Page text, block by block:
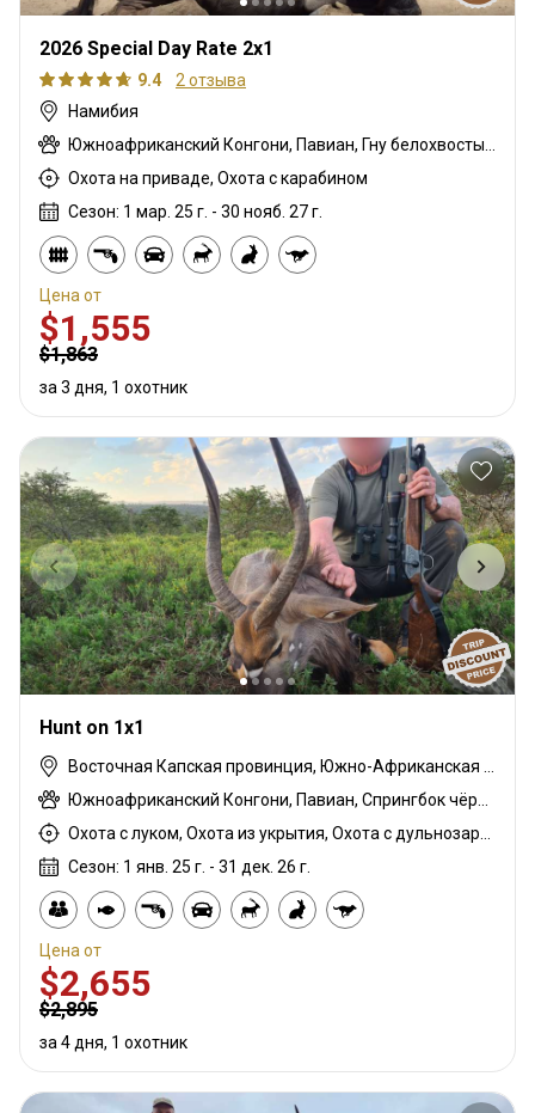
2026 Special Day Rate 2x1
9.4
2 отзыва
Намибия
Охота на приваде, Охота с карабином
Сезон: 1 мар. 25 г. - 30 нояб. 27 г.
Цена от
$1,555
$1,863
за 3 дня, 1 охотник
Hunt on 1x1
Восточная Капская провинция, Южно-Африканская Республика
Южноафриканский Конгони, Павиан, Спрингбок чёрный, Гну белохвостый, Шакал чепрачный, Дукер голубой, Гну голубой, Бонтбок, Зебра саванная (Бурчеллова), Бушбок, Бушпиг (кустарниковая свинья), Спрингбок капский, Каракал, Блесбок, Дукер кустарниковый, Болотный козел, Спрингбок медный, Иланд, Лань, Жираф, Косуля, Грисбок, Импала, Антилопа прыгун, Куду, Редунка горный, Ньяла, Ориби, Орикс, Страус, Личи красный, Соболь, Стенбок, Бородавочник, Козёл водный, Бонтбок белый, Белый спрингбок
Охота с луком, Охота из укрытия, Охота с дульнозарядным ружьём, Охота с карабином, Охота с подхода
Сезон: 1 янв. 25 г. - 31 дек. 26 г.
Цена от
$2,655
$2,895
за 4 дня, 1 охотник